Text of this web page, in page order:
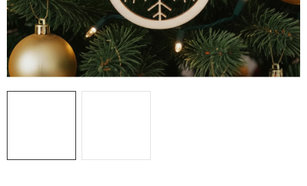
TIPY NA TVORENIE
Dopravné Kontaktujte nás
O nás - kto sme?